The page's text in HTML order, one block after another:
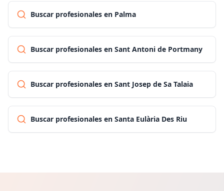
Buscar profesionales en Palma
Buscar profesionales en Sant Antoni de Portmany
Buscar profesionales en Sant Josep de Sa Talaia
Buscar profesionales en Santa Eulària Des Riu